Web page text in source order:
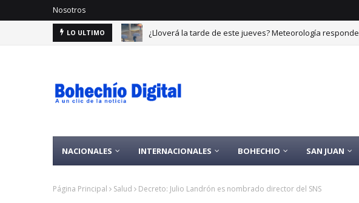
Nosotros
LO ULTIMO ¿Lloverá la tarde de este jueves? Meteorología responde
NACIONALES INTERNACIONALES BOHECHIO SAN JUAN
Página Principal Salud Decreto: Julio Landrón es nombrado director del SNS